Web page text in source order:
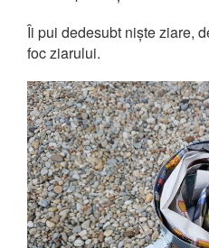
Îi pui dedesubt niște ziare,
foc ziarului.